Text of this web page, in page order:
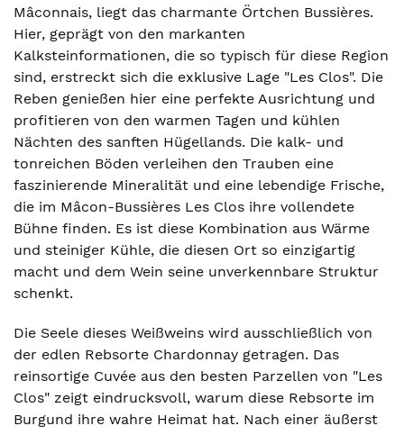
Mâconnais, liegt das charmante Örtchen Bussières.
Hier, geprägt von den markanten
Kalksteinformationen, die so typisch für diese Region
sind, erstreckt sich die exklusive Lage "Les Clos". Die
Reben genießen hier eine perfekte Ausrichtung und
profitieren von den warmen Tagen und kühlen
Nächten des sanften Hügellands. Die kalk- und
tonreichen Böden verleihen den Trauben eine
faszinierende Mineralität und eine lebendige Frische,
die im Mâcon-Bussières Les Clos ihre vollendete
Bühne finden. Es ist diese Kombination aus Wärme
und steiniger Kühle, die diesen Ort so einzigartig
macht und dem Wein seine unverkennbare Struktur
schenkt.
Die Seele dieses Weißweins wird ausschließlich von
der edlen Rebsorte Chardonnay getragen. Das
reinsortige Cuvée aus den besten Parzellen von "Les
Clos" zeigt eindrucksvoll, warum diese Rebsorte im
Burgund ihre wahre Heimat hat. Nach einer äußerst